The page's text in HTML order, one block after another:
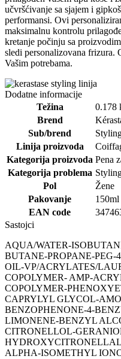
učvršćivanje sa sjajem i
performansi. Ovi
maksimalnu kontrolu
kretanje počinju sa
sledi personalizovana frizura.
Vašim potrebama.
Dodatne informacije
Težina
0.178
Brend
Sub/brend
Linija proizvoda
Kategorija proizvoda Pena
Kategorija problema
Pol
Žene
Pakovanje
150ml
EAN code
Sastojci
AQUA/WATER-
BUTANE-PROPANE-PEG-
OIL-VP/ACRYLATES/
COPOLYMER- AMP-
COPOLYMER-
CAPRYLYL GLYCOL-
BENZOPHENONE-4-
LIMONENE-BENZYL
CITRONELLOL-
ALPHA-ISOMETHYL